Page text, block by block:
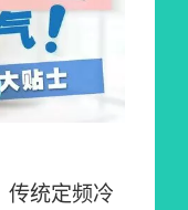
传统定频冷